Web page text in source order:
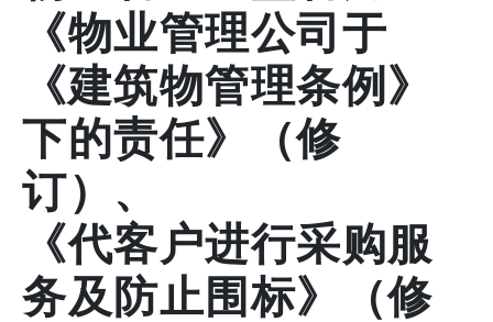
《物业管理公司于
《建筑物管理条例》
下的责任》（修
订）、
《代客户进行采购服
务及防止围标》（修